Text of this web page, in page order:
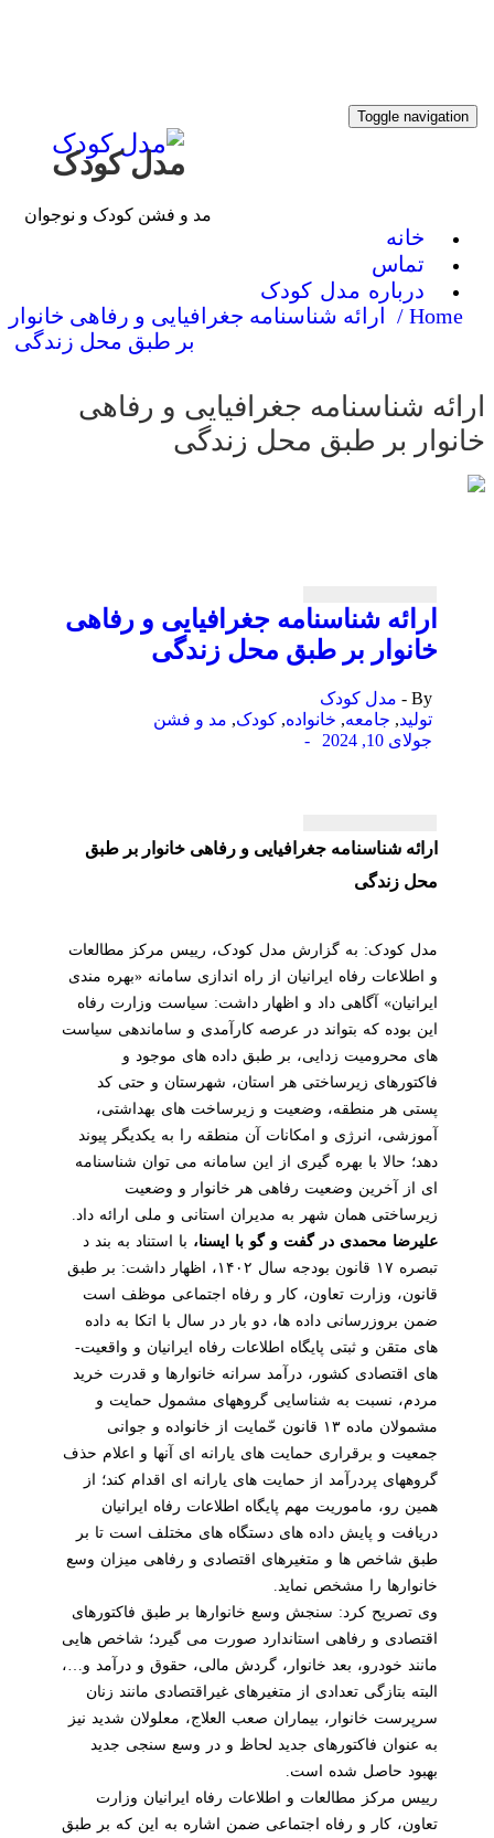
Toggle
مدل کودک
مد و فشن کودک و نوجوان
خانه
تماس
درباره مدل کودک
Home
ارائه شناسنامه جغرافیایی و رفاهی خانوار
بر طبق محل زندگی
شناسنامه جغرافیایی و رفاهی
بر طبق محل زندگی
ارائه شناسنامه جغرافیایی و رفاهی
خانوار بر طبق محل زندگی
مدل کودک
,جامعه,خانواده,کودک,مد و فشن
جولای 10, 2024
-
ارائه شناسنامه جغرافیایی و رفاهی خانوار بر طبق
محل زندگی
مدل کودک: به گزارش مدل کودک، رییس مرکز مطالعات
و اطلاعات رفاه ایرانیان از راه اندازی سامانه «بهره مندی
ایرانیان» آگاهی داد و اظهار داشت: سیاست وزارت رفاه
این بوده که بتواند در عرصه کارآمدی و ساماندهی سیاست
های محرومیت زدایی، بر طبق داده های موجود و
فاکتورهای زیرساختی هر استان، شهرستان و حتی کد
پستی هر منطقه، وضعیت و زیرساخت های بهداشتی،
آموزشی، انرژی و امکانات آن منطقه را به یکدیگر پیوند
دهد؛ حالا با بهره گیری از این سامانه می توان شناسنامه
ای از آخرین وضعیت رفاهی هر خانوار و وضعیت
زیرساختی همان شهر به مدیران استانی و ملی ارائه داد.
علیرضا محمدی در گفت و گو با ایسنا،با استناد به بند د
تبصره ۱۷ قانون بودجه سال ۱۴۰۲، اظهار داشت: بر طبق
قانون، وزارت تعاون، کار و رفاه اجتماعی موظف است
ضمن بروزرسانی داده ها، دو بار در سال با اتکا به داده
های متقن و ثبتی پایگاه اطلاعات رفاه ایرانیان و واقعیت­
های اقتصادی کشور، درآمد سرانه خانوارها و قدرت خرید
مردم، نسبت به شناسایی گروههای مشمول حمایت و
مشمولان ماده ۱۳ قانون حّمایت از خانواده و جوانی
جمعیت و برقراری حمایت­ های یارانه ­ای آنها و اعلام حذف
گروههای پردرآمد از حمایت های یارانه ای اقدام کند؛ از
همین رو، ماموریت مهم پایگاه اطلاعات رفاه ایرانیان
دریافت و پایش داده های دستگاه های مختلف است تا بر
طبق شاخص ها و متغیرهای اقتصادی و رفاهی میزان وسع
خانوارها را مشخص نماید.
وی تصریح کرد: سنجش وسع خانوارها بر طبق فاکتورهای
اقتصادی و رفاهی استاندارد صورت می گیرد؛ شاخص هایی
مانند خودرو، بعد خانوار، گردش مالی، حقوق و درآمد و…،
البته بتازگی تعدادی از متغیرهای غیراقتصادی مانند زنان
سرپرست خانوار، بیماران صعب العلاج، معلولان شدید نیز
به عنوان فاکتورهای جدید لحاظ و در وسع سنجی جدید
بهبود حاصل شده است.
رییس مرکز مطالعات و اطلاعات رفاه ایرانیان وزارت
تعاون، کار و رفاه اجتماعی ضمن اشاره به این که بر طبق